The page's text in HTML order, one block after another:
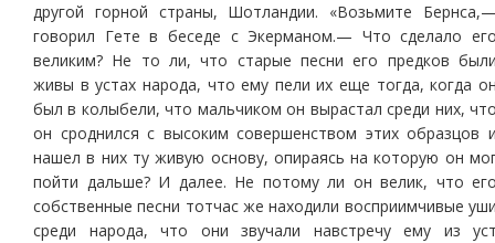
другой горной страны, Шотландии. «Возьмите
говорил Гете в беседе с Экерманом.— Что сделало
великим? Не то ли, что старые песни его предков
живы в устах народа, что ему пели их еще тогда, когда
был в колыбели, что мальчиком он вырастал среди них,
он сроднился с высоким совершенством этих образцов
нашел в них ту живую основу, опираясь на которую он
пойти дальше? И далее. Не потому ли он велик, что
собственные песни тотчас же находили восприимчивые
среди народа, что они звучали навстречу ему из